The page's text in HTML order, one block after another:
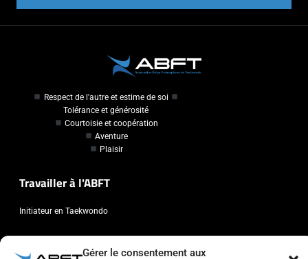
Gérer le consentement aux
Respect de l'autre et estime de soi
Tolérance et générosité
Courtoisie et coopération
Aventure
Plaisir
Travailler à l'ABFT
Initiateur en Taekwondo